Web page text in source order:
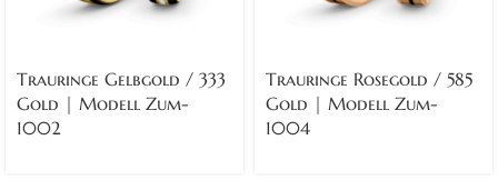
Trauringe Gelbgold / 333
Gold | Modell Zum-
1002
Trauringe Rosegold / 585
Gold | Modell Zum-
1004